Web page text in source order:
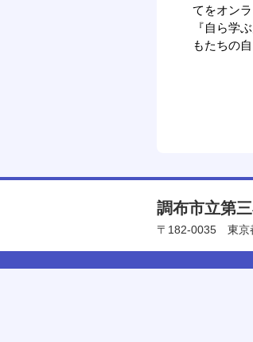
てをオン
『自ら学
もたちの
調布市立第
〒182-0035 東京